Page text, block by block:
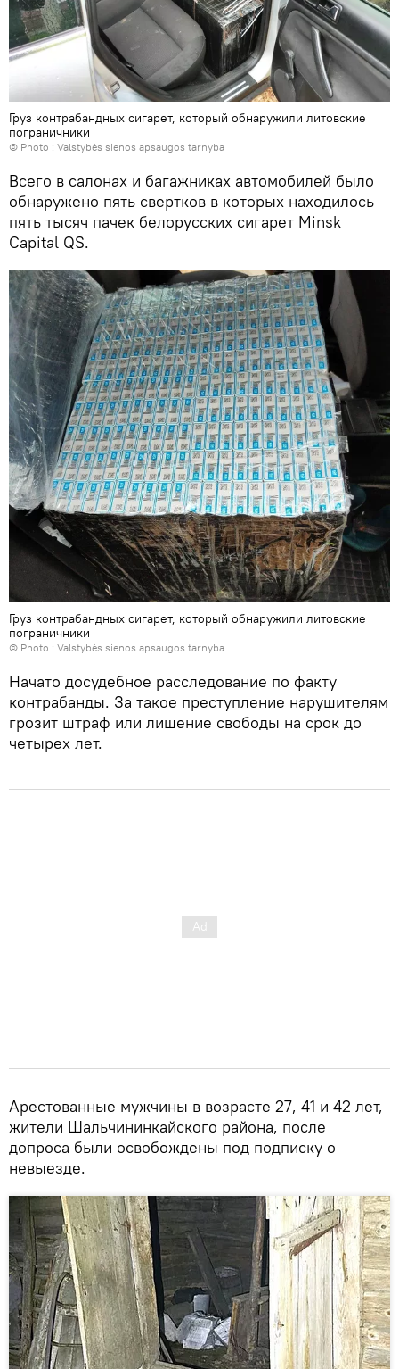
Груз контрабандных сигарет, который обнаружили литовские
пограничники
© Photo : Valstybės sienos apsaugos tarnyba
Всего в салонах и багажниках автомобилей было
обнаружено пять свертков в которых находилось
пять тысяч пачек белорусских сигарет Minsk
Capital QS.
Груз контрабандных сигарет, который обнаружили литовские
пограничники
© Photo : Valstybės sienos apsaugos tarnyba
Начато досудебное расследование по факту
контрабанды. За такое преступление нарушителям
грозит штраф или лишение свободы на срок до
четырех лет.
Арестованные мужчины в возрасте 27, 41 и 42 лет,
жители Шальчининкайского района, после
допроса были освобождены под подписку о
невыезде.